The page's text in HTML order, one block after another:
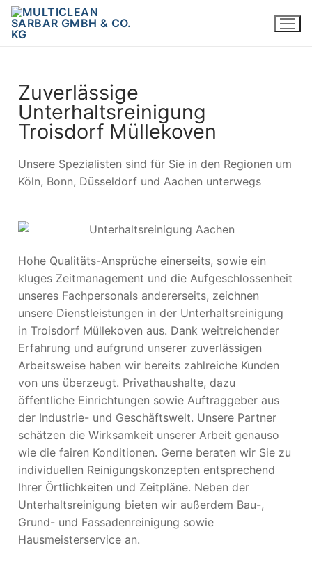
Zuverlässige
Unterhaltsreinigung
Troisdorf Müllekoven
Unsere Spezialisten sind für Sie in den Regionen um
Köln, Bonn, Düsseldorf und Aachen unterwegs
Hohe Qualitäts-Ansprüche einerseits, sowie ein
kluges Zeitmanagement und die Aufgeschlossenheit
unseres Fachpersonals andererseits, zeichnen
unsere Dienstleistungen in der Unterhaltsreinigung
in Troisdorf Müllekoven aus. Dank weitreichender
Erfahrung und aufgrund unserer zuverlässigen
Arbeitsweise haben wir bereits zahlreiche Kunden
von uns überzeugt. Privathaushalte, dazu
öffentliche Einrichtungen sowie Auftraggeber aus
der Industrie- und Geschäftswelt. Unsere Partner
schätzen die Wirksamkeit unserer Arbeit genauso
wie die fairen Konditionen. Gerne beraten wir Sie zu
individuellen Reinigungskonzepten entsprechend
Ihrer Örtlichkeiten und Zeitpläne. Neben der
Unterhaltsreinigung bieten wir außerdem Bau-,
Grund- und Fassadenreinigung sowie
Hausmeisterservice an.